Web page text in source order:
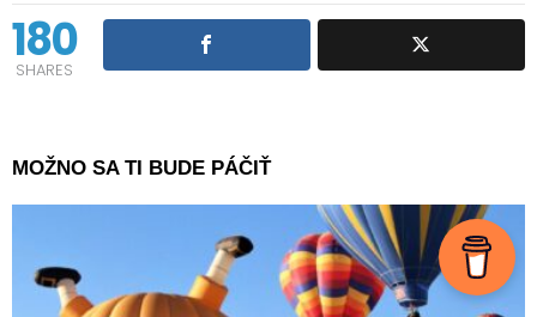
180
SHARES
MOŽNO SA TI BUDE PÁČIŤ